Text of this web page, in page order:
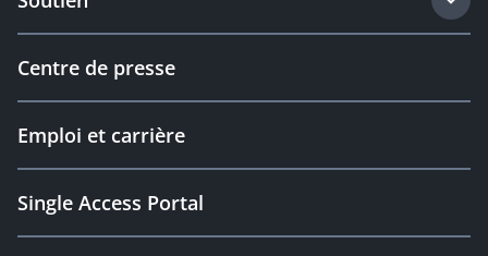
Centre de presse
Emploi et carrière
Single Access Portal